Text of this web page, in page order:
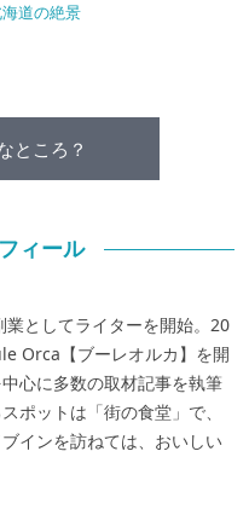
道の絶景
ところ？
ィール
としてライターを開始。20
Orca【ブーレオルカ】を開
心に多数の取材記事を執筆
ポットは「街の食堂」で、
インを訪ねては、おいしい